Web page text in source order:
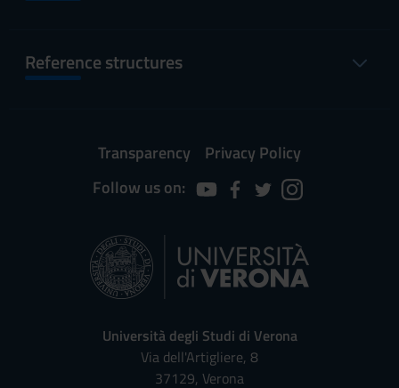
Reference structures
Transparency
Privacy Policy
Follow us on:
Università degli Studi di Verona
Via dell'Artigliere, 8
37129, Verona